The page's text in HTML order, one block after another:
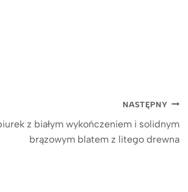
NASTĘPNY
z białym wykończeniem i solidnym
brązowym blatem z litego drewna